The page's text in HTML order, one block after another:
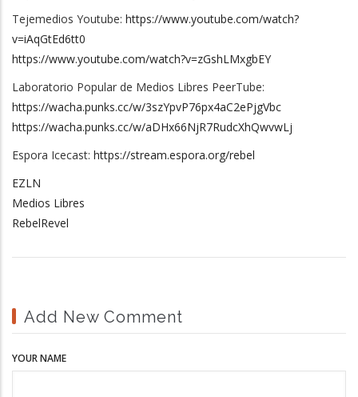
Tejemedios Youtube: https://www.youtube.com/watch?
v=iAqGtEd6tt0
https://www.youtube.com/watch?v=zGshLMxgbEY
Laboratorio Popular de Medios Libres PeerTube:
https://wacha.punks.cc/w/3szYpvP76px4aC2ePjgVbc
https://wacha.punks.cc/w/aDHx66NjR7RudcXhQwvwLj
Espora Icecast: https://stream.espora.org/rebel
EZLN
Medios Libres
RebelRevel
Add New Comment
YOUR NAME